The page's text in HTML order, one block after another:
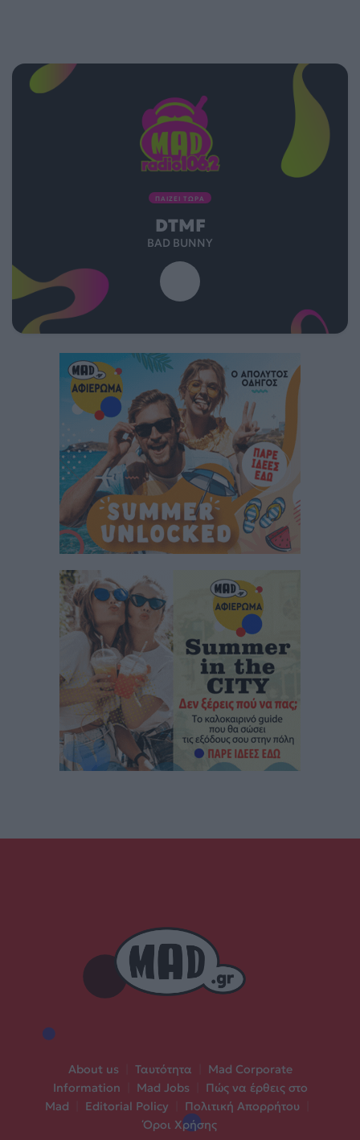
ΠΑΙΖΕΙ ΤΩΡΑ
DTMF
BAD BUNNY
About us Ταυτότητα
Mad Corporate
Information
Mad Jobs
Πώς να έρθεις στο
Mad
Editorial Policy Πολιτική Απορρήτου
Όροι Χρήσης